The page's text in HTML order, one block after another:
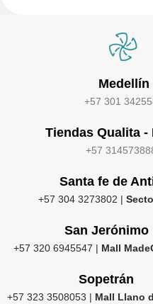
Medellín
+57 301
Tiendas Qualita -
+57
Santa fe de
+57 304 3273802 |
San Jerónimo
+57 320 6945547 | Mall
Sopetrán
+57 323 3508053 | Mall Llano